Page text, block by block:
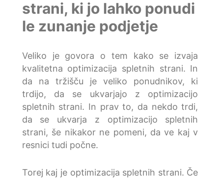
strani, ki jo lahko ponudi
le zunanje podjetje
Veliko je govora o tem kako se izvaja
kvalitetna optimizacija spletnih strani. In
da na tržišču je veliko ponudnikov, ki
trdijo, da se ukvarjajo z optimizacijo
spletnih strani. In prav to, da nekdo trdi,
da se ukvarja z optimizacijo spletnih
strani, še nikakor ne pomeni, da ve kaj v
resnici tudi počne.
Torej kaj je optimizacija spletnih strani. Če